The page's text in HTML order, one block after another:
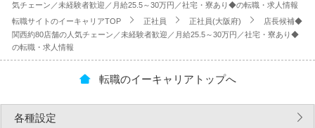
気チェーン／未経験者歓迎／月給25.5～30万円／社宅・寮あり◆の転職・求人情報
転職サイトのイーキャリアTOP
正社員 正社員(大阪府)
店長候補◆
関西約80店舗の人気チェーン／未経験者歓迎／月給25.5～30万円／社宅・寮あり◆
の転職・求人情報
転職のイーキャリアトップへ
各種設定